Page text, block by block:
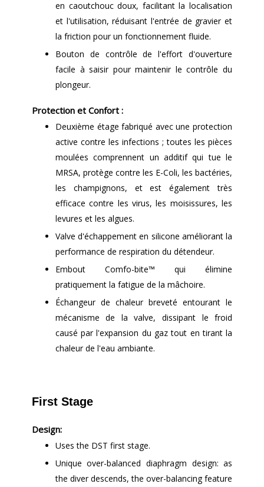
en caoutchouc doux, facilitant la localisation
et l'utilisation, réduisant l'entrée de gravier et
la friction pour un fonctionnement fluide.
Bouton de contrôle de l'effort d'ouverture
facile à saisir pour maintenir le contrôle du
plongeur.
Protection et Confort :
Deuxième étage fabriqué avec une protection
active contre les infections ; toutes les pièces
moulées comprennent un additif qui tue le
MRSA, protège contre les E-Coli, les bactéries,
les champignons, et est également très
efficace contre les virus, les moisissures, les
levures et les algues.
Valve d'échappement en silicone améliorant la
performance de respiration du détendeur.
Embout Comfo-bite™ qui élimine
pratiquement la fatigue de la mâchoire.
Échangeur de chaleur breveté entourant le
mécanisme de la valve, dissipant le froid
causé par l'expansion du gaz tout en tirant la
chaleur de l'eau ambiante.
First Stage
Design:
Uses the DST first stage.
Unique over-balanced diaphragm design: as
the diver descends, the over-balancing feature